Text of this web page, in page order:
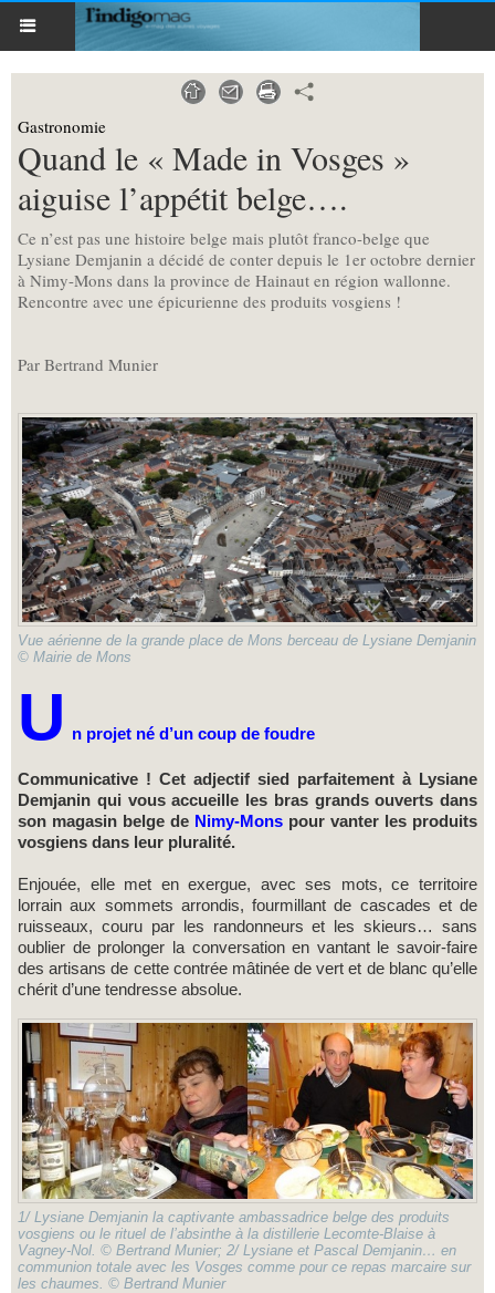
Gastronomie
Quand le « Made in Vosges »
aiguise l’appétit belge….
Ce n’est pas une histoire belge mais plutôt franco-belge que
Lysiane Demjanin a décidé de conter depuis le 1er octobre dernier
à Nimy-Mons dans la province de Hainaut en région wallonne.
Rencontre avec une épicurienne des produits vosgiens !
Par Bertrand Munier
Vue aérienne de la grande place de Mons berceau de Lysiane Demjanin
© Mairie de Mons
U n projet né d’un coup de foudre
Communicative ! Cet adjectif sied parfaitement à Lysiane
Demjanin qui vous accueille les bras grands ouverts dans
son magasin belge de Nimy-Mons pour vanter les produits
vosgiens dans leur pluralité.
Enjouée, elle met en exergue, avec ses mots, ce territoire
lorrain aux sommets arrondis, fourmillant de cascades et de
ruisseaux, couru par les randonneurs et les skieurs… sans
oublier de prolonger la conversation en vantant le savoir-faire
des artisans de cette contrée mâtinée de vert et de blanc qu’elle
chérit d’une tendresse absolue.
1/ Lysiane Demjanin la captivante ambassadrice belge des produits
vosgiens ou le rituel de l’absinthe à la distillerie Lecomte-Blaise à
Vagney-Nol. © Bertrand Munier; 2/ Lysiane et Pascal Demjanin… en
communion totale avec les Vosges comme pour ce repas marcaire sur
les chaumes. © Bertrand Munier